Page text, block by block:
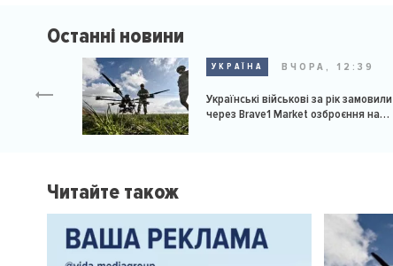
Останні новини
УКРАЇНА ВЧОРА, 12:39
Українські військові за рік замовили
через Brave1 Market озброєння на
Читайте також